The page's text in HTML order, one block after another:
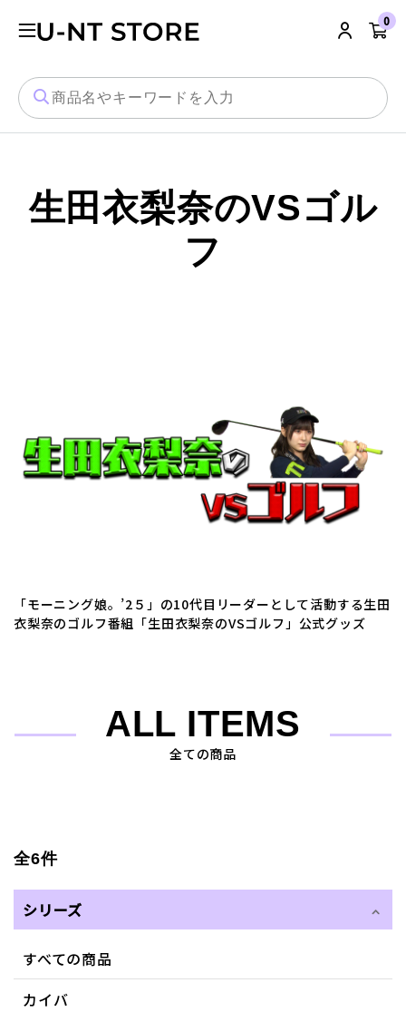
0
生田衣梨奈のVSゴル
フ
「モーニング娘。’2５」の10代目リーダーとして活動する生田
衣梨奈のゴルフ番組「生田衣梨奈のVSゴルフ」公式グッズ
ALL ITEMS
全ての商品
全6件
シリーズ
すべての商品
カイバ